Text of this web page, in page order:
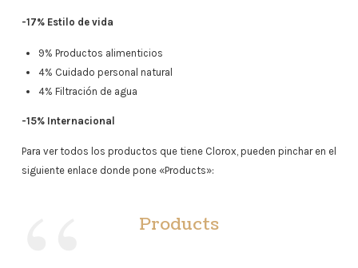
-17% Estilo de vida
9% Productos alimenticios
4% Cuidado personal natural
4% Filtración de agua
-15% Internacional
Para ver todos los productos que tiene Clorox, pueden pinchar en el
siguiente enlace donde pone «Products»:
Products